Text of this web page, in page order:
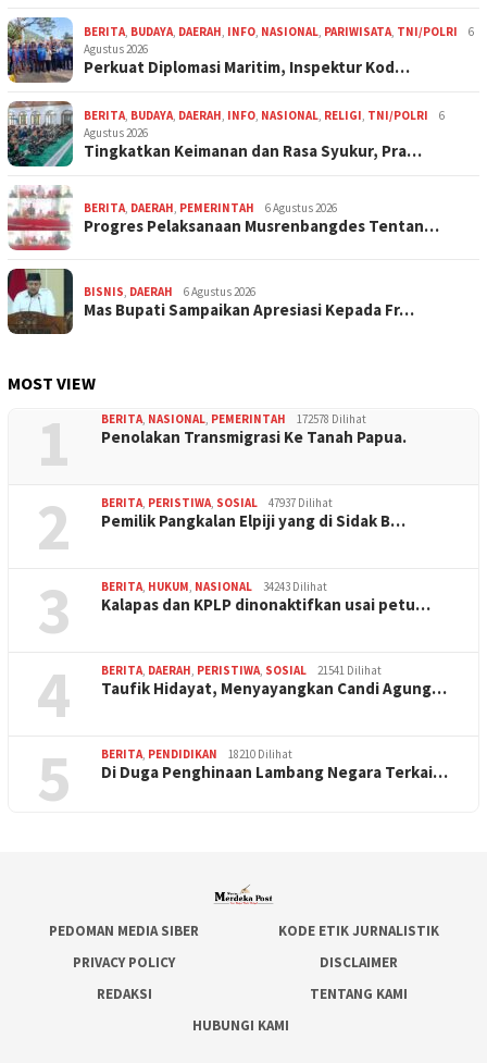
BERITA BUDAYA DAERAH INFO NASIONAL PARIWISATA TNI/POLRI
6
Agustus 2026
Perkuat Diplomasi Maritim, Inspektur Kod…
BERITA BUDAYA DAERAH INFO NASIONAL RELIGI TNI/POLRI
6
Agustus 2026
Tingkatkan Keimanan dan Rasa Syukur, Pra…
BERITA DAERAH PEMERINTAH 6 Agustus 2026
Progres Pelaksanaan Musrenbangdes Tentan…
BISNIS DAERAH 6 Agustus 2026
Mas Bupati Sampaikan Apresiasi Kepada Fr…
MOST VIEW
1 BERITA NASIONAL PEMERINTAH 172578 Dilihat
Penolakan Transmigrasi Ke Tanah Papua.
2 BERITA PERISTIWA SOSIAL 47937 Dilihat
Pemilik Pangkalan Elpiji yang di Sidak B…
3 BERITA HUKUM NASIONAL 34243 Dilihat
Kalapas dan KPLP dinonaktifkan usai petu…
4 BERITA DAERAH PERISTIWA SOSIAL 21541 Dilihat
Taufik Hidayat, Menyayangkan Candi Agung…
5 BERITA PENDIDIKAN 18210 Dilihat
Di Duga Penghinaan Lambang Negara Terkai…
PEDOMAN MEDIA SIBER
KODE ETIK JURNALISTIK
PRIVACY POLICY
DISCLAIMER
REDAKSI
TENTANG KAMI
HUBUNGI KAMI